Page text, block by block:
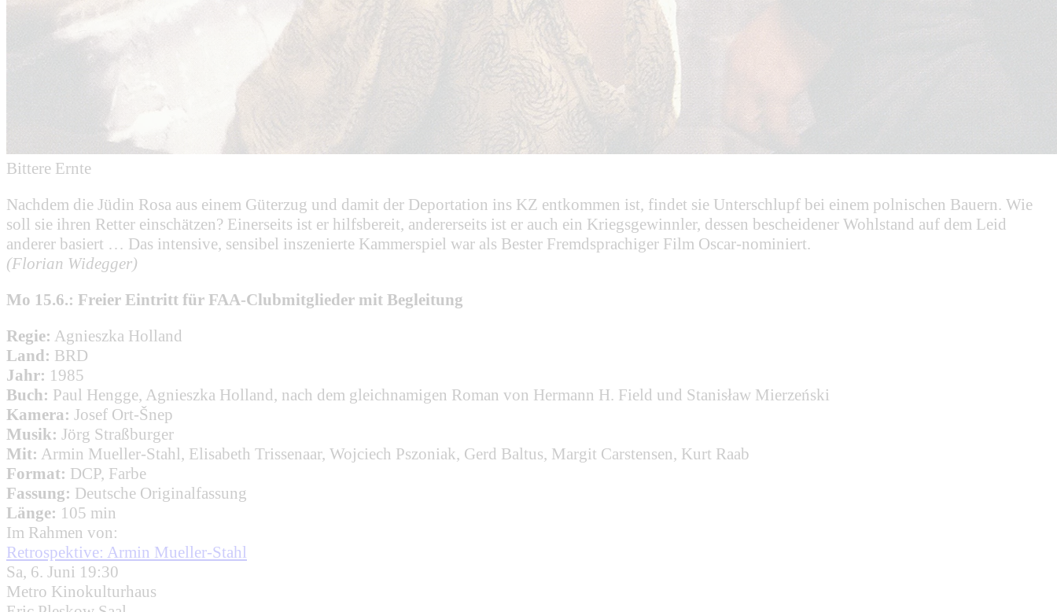
Bittere Ernte
Nachdem die Jüdin Rosa aus einem Güterzug und damit der Deportation ins KZ entkommen ist, findet sie Unterschlupf bei einem polnischen Bauern. Wie
soll sie ihren Retter einschätzen? Einerseits ist er hilfsbereit, andererseits ist er auch ein Kriegsgewinnler, dessen bescheidener Wohlstand auf dem Leid
anderer basiert … Das intensive, sensibel inszenierte Kammerspiel war als Bester Fremdsprachiger Film Oscar-nominiert.
(Florian Widegger)
Mo 15.6.: Freier Eintritt für FAA-Clubmitglieder mit Begleitung
Regie: Agnieszka Holland
Land: BRD
Jahr: 1985
Buch: Paul Hengge, Agnieszka Holland, nach dem gleichnamigen Roman von Hermann H. Field und Stanisław Mierzeński
Kamera: Josef Ort-Šnep
Musik: Jörg Straßburger
Mit: Armin Mueller-Stahl, Elisabeth Trissenaar, Wojciech Pszoniak, Gerd Baltus, Margit Carstensen, Kurt Raab
Format: DCP, Farbe
Fassung: Deutsche Originalfassung
Länge: 105 min
Im Rahmen von:
Retrospektive: Armin Mueller-Stahl
Sa, 6. Juni 19:30
Metro Kinokulturhaus